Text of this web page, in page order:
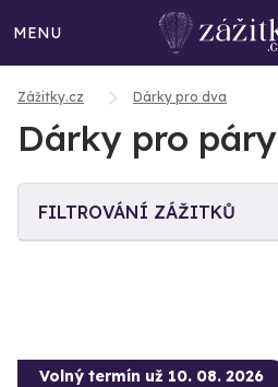
MENU
Zážitky.cz Dárky pro dva
Dárky pro páry
FILTROVÁNÍ ZÁŽITKŮ
Volný termín už 10. 08. 2026